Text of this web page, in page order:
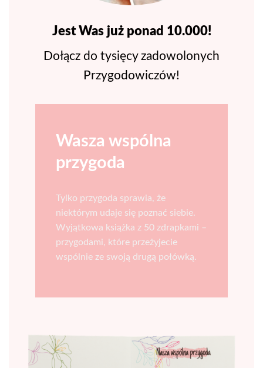
Jest Was już ponad 10.000!
Dołącz do tysięcy zadowolonych
Przygodowiczów!
Wasza wspólna
przygoda
Tylko przygoda sprawia, że
niektórym udaje się poznać siebie.
Wyjątkowa książka z 50 zdrapkami –
przygodami, które przeżyjecie
wspólnie ze swoją drugą połówką.